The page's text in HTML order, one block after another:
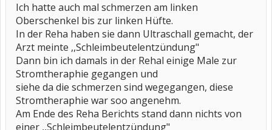
Ich hatte auch mal schmerzen am linken
Oberschenkel bis zur linken Hüfte.
In der Reha haben sie dann Ultraschall gemacht, der
Arzt meinte ,,Schleimbeutelentzündung"
Dann bin ich damals in der Rehal einige Male zur
Stromtheraphie gegangen und
siehe da die schmerzen sind wegegangen, diese
Stromtheraphie war soo angenehm.
Am Ende des Reha Berichts stand dann nichts von
einer ,,Schleimbeutelentzündung"